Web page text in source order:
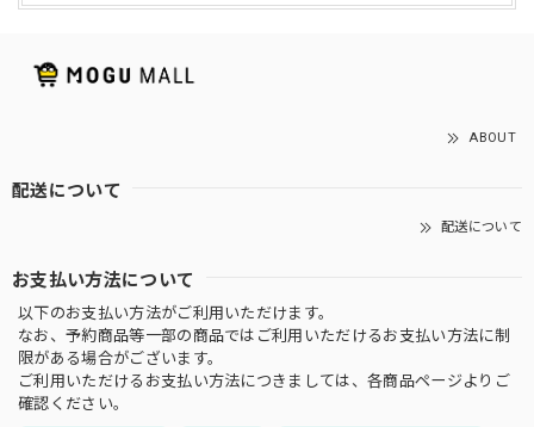
ABOUT
配送について
配送について
お支払い方法について
以下のお支払い方法がご利用いただけます。
なお、予約商品等一部の商品ではご利用いただけるお支払い方法に制
限がある場合がございます。
ご利用いただけるお支払い方法につきましては、各商品ページよりご
確認ください。